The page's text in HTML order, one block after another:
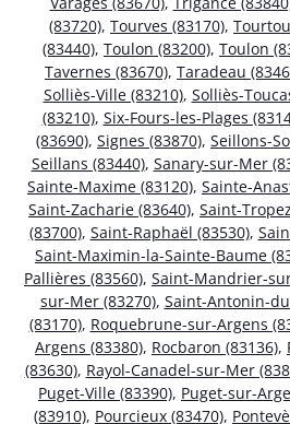
(83720), Tourves (83170),
(83440), Toulon (83200), Toulon
Tavernes (83670), Taradeau
Solliès-Ville (83210), Solliès-
(83210), Six-Fours-les-Plages
(83690), Signes (83870), Seillons-
Seillans (83440), Sanary-sur-Mer
Sainte-Maxime (83120), Sainte-
Saint-Zacharie (83640), Saint-
(83700), Saint-Raphaël (83530),
Saint-Maximin-la-Sainte-Baume
Pallières (83560), Saint-Mandrier-
sur-Mer (83270), Saint-Antonin-
(83170), Roquebrune-sur-Argens
Argens (83380), Rocbaron (83136),
(83630), Rayol-Canadel-sur-Mer
Puget-Ville (83390), Puget-sur-
(83910), Pourcieux (83470),